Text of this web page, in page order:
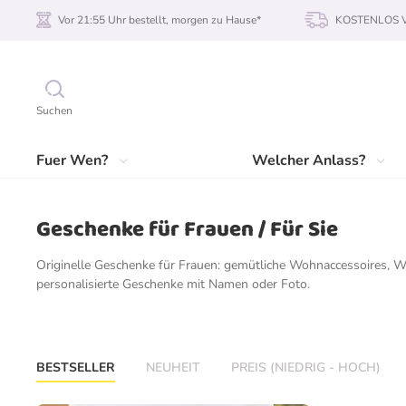
Suchen
Fuer Wen? Welcher Anlass?
Vor 21:55 Uhr bestellt, morgen zu Hause* KOSTENLOS
Geschenke für Frauen / Für Sie
Originelle Geschenke für Frauen: gemütliche Wohnaccessoires,
personalisierte Geschenke mit Namen oder Foto.
BESTSELLER NEUHEIT PREIS (NIEDRIG - HOCH)